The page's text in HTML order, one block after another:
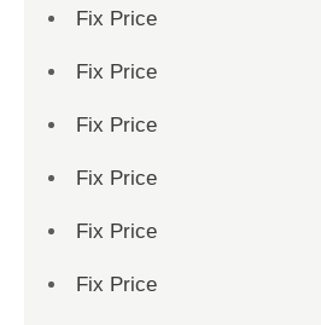
Fix Price
Fix Price
Fix Price
Fix Price
Fix Price
Fix Price